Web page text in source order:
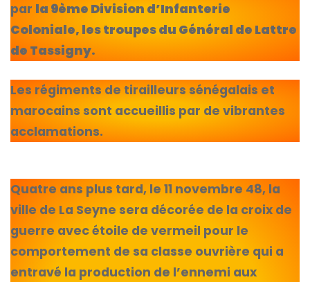
par la 9ème Division d’Infanterie
Coloniale, les troupes du Général de Lattre
de Tassigny.
Les régiments de tirailleurs sénégalais et
marocains sont accueillis par de vibrantes
acclamations.
Quatre ans plus tard, le 11 novembre 48, la
ville de La Seyne sera décorée de la croix de
guerre avec étoile de vermeil pour le
comportement de sa classe ouvrière qui a
entravé la production de l’ennemi aux